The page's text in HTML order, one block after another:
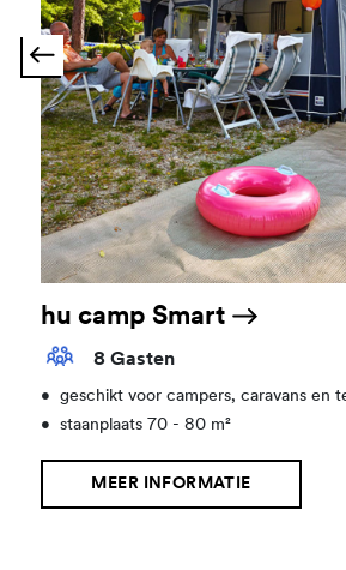
hu camp Smart
8 Gasten
•
geschikt voor campers, caravans en
•
staanplaats 70 - 80 m²
MEER INFORMATIE